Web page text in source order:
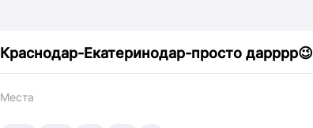
Краснодар-Екатеринодар-просто дарррр😉
Места